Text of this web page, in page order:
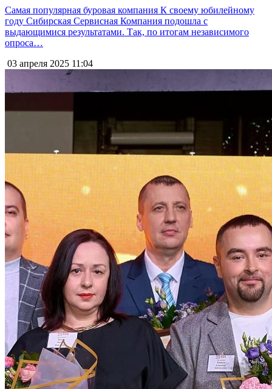
Самая популярная буровая компания К своему юбилейному
году Сибирская Сервисная Компания подошла с
выдающимися результатами. Так, по итогам независимого
опроса…
03 апреля 2025 11:04